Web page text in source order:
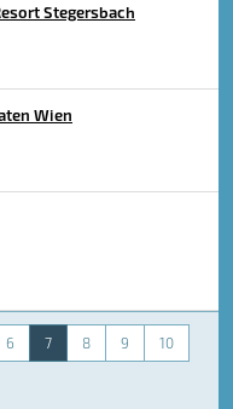
Stegersbach
Wien
6 7 8 9 10